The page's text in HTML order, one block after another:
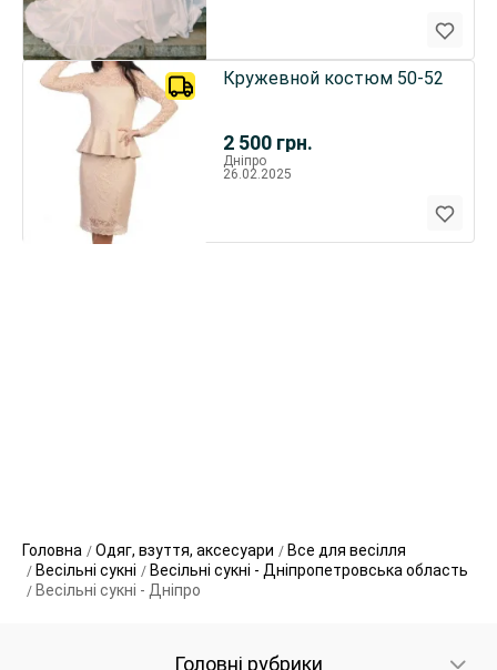
2 500 грн.
Кружевной костюм 50-52
Дніпро
26.02.2025
Головна Одяг, взуття, аксесуари
Все для весілля
Весільні сукні
Весільні сукні - Дніпропетровська область
Весільні сукні - Дніпро
Головні рубрики